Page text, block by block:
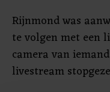
Rijnmond was
te volgen met een
camera van
livestream